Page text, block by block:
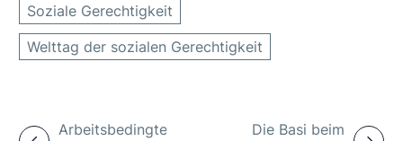
Soziale Gerechtigkeit
Welttag der sozialen Gerechtigkeit
Arbeitsbedingter
Die Basi beim